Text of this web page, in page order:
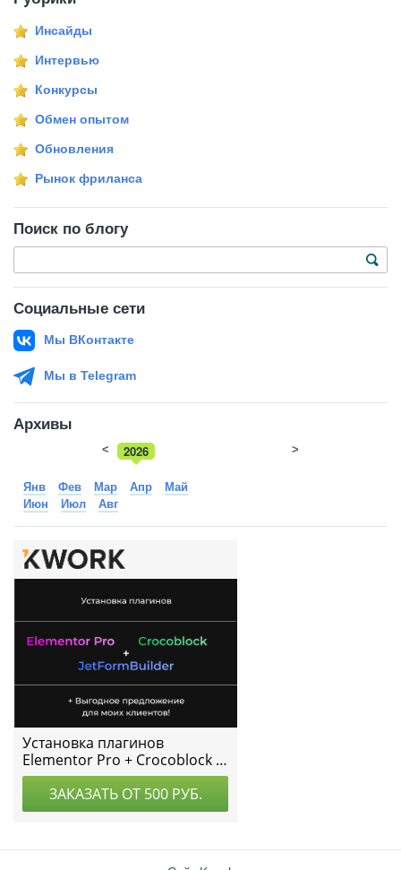
Инсайды
Интервью
Конкурсы
Обмен опытом
Обновления
Рынок фриланса
Поиск по блогу
Социальные сети
Мы ВКонтакте
Мы в Telegram
Архивы
2026
2025
< >
Янв Фев Мар Апр
Май
Июн
Июл Авг